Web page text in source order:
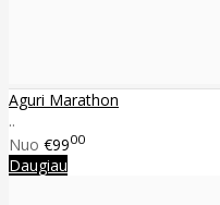
Aguri Marathon
..
Nuo €9900
Daugiau